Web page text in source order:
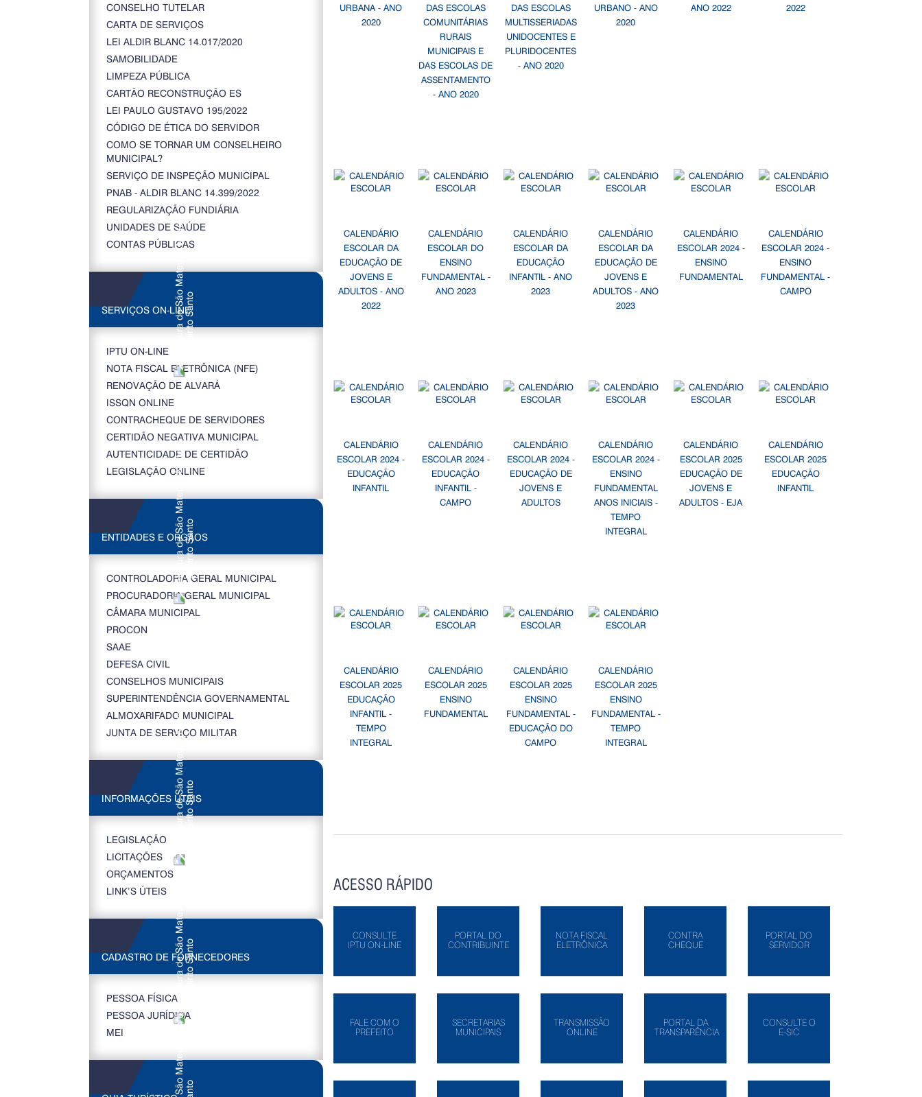
CONSELHO TUTELAR
CARTA DE SERVIÇOS
LEI ALDIR BLANC 14.017/2020
SAMOBILIDADE
LIMPEZA PÚBLICA
CARTÃO RECONSTRUÇÃO ES
LEI PAULO GUSTAVO 195/2022
CÓDIGO DE ÉTICA DO SERVIDOR
COMO SE TORNAR UM CONSELHEIRO
MUNICIPAL?
SERVIÇO DE INSPEÇÃO MUNICIPAL
PNAB - ALDIR BLANC 14.399/2022
REGULARIZAÇÃO FUNDIÁRIA
UNIDADES DE SAÚDE
CONTAS PÚBLICAS
SERVIÇOS ON-LINE
IPTU ON-LINE
NOTA FISCAL ELETRÔNICA (NFE)
RENOVAÇÃO DE ALVARÁ
ISSQN ONLINE
CONTRACHEQUE DE SERVIDORES
CERTIDÃO NEGATIVA MUNICIPAL
AUTENTICIDADE DE CERTIDÃO
LEGISLAÇÃO ONLINE
ENTIDADES E ORGÃOS
CONTROLADORIA GERAL MUNICIPAL
PROCURADORIA GERAL MUNICIPAL
CÂMARA MUNICIPAL
PROCON
SAAE
DEFESA CIVIL
CONSELHOS MUNICIPAIS
SUPERINTENDÊNCIA GOVERNAMENTAL
ALMOXARIFADO MUNICIPAL
JUNTA DE SERVIÇO MILITAR
INFORMAÇÕES ÚTEIS
LEGISLAÇÃO
LICITAÇÕES
ORÇAMENTOS
LINK’S ÚTEIS
CADASTRO DE FORNECEDORES
PESSOA FÍSICA
PESSOA JURÍDICA
MEI
URBANA - ANO
2020
DAS ESCOLAS
COMUNITÁRIAS
RURAIS
MUNICIPAIS E
DAS ESCOLAS DE
ASSENTAMENTO
- ANO 2020
DAS ESCOLAS
MULTISSERIADAS
UNIDOCENTES E
PLURIDOCENTES
- ANO 2020
URBANO - ANO
2020
ANO 2022
2022
CALENDÁRIO
ESCOLAR DA
EDUCAÇÃO DE
JOVENS E
ADULTOS - ANO
2022
CALENDÁRIO
ESCOLAR DO
ENSINO
FUNDAMENTAL -
ANO 2023
CALENDÁRIO
ESCOLAR DA
EDUCAÇÃO
INFANTIL - ANO
2023
CALENDÁRIO
ESCOLAR DA
EDUCAÇÃO DE
JOVENS E
ADULTOS - ANO
2023
CALENDÁRIO
ESCOLAR 2024 -
ENSINO
FUNDAMENTAL
CALENDÁRIO
ESCOLAR 2024 -
ENSINO
FUNDAMENTAL -
CAMPO
CALENDÁRIO
ESCOLAR 2024 -
EDUCAÇÃO
INFANTIL
CALENDÁRIO
ESCOLAR 2024 -
EDUCAÇÃO
INFANTIL -
CAMPO
CALENDÁRIO
ESCOLAR 2024 -
EDUCAÇÃO DE
JOVENS E
ADULTOS
CALENDÁRIO
ESCOLAR 2024 -
ENSINO
FUNDAMENTAL
ANOS INICIAIS -
TEMPO
INTEGRAL
CALENDÁRIO
ESCOLAR 2025
EDUCAÇÃO DE
JOVENS E
ADULTOS - EJA
CALENDÁRIO
ESCOLAR 2025
EDUCAÇÃO
INFANTIL
CALENDÁRIO
ESCOLAR 2025
EDUCAÇÃO
INFANTIL -
TEMPO
INTEGRAL
CALENDÁRIO
ESCOLAR 2025
ENSINO
FUNDAMENTAL
CALENDÁRIO
ESCOLAR 2025
ENSINO
FUNDAMENTAL -
EDUCAÇÃO DO
CAMPO
CALENDÁRIO
ESCOLAR 2025
ENSINO
FUNDAMENTAL -
TEMPO
INTEGRAL
ACESSO RÁPIDO
CONSULTE
IPTU ON-LINE
PORTAL DO
CONTRIBUINTE
NOTA FISCAL
ELETRÔNICA
CONTRA
CHEQUE
PORTAL DO
SERVIDOR
FALE COM O
PREFEITO
SECRETARIAS
MUNICIPAIS
TRANSMISSÃO
ONLINE
PORTAL DA
TRANSPARÊNCIA
CONSULTE O
E-SIC